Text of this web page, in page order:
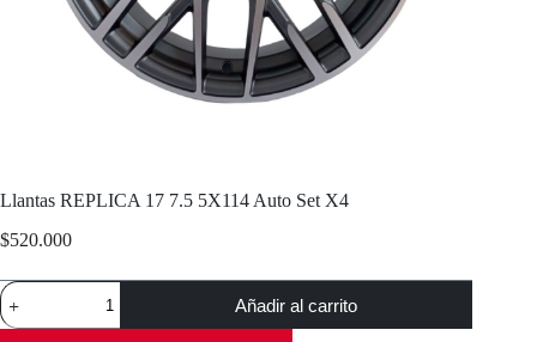
Llantas REPLICA 17 7.5 5X114 Auto Set X4
$520.000
Llantas
REPLICA
17
Añadir al carrito